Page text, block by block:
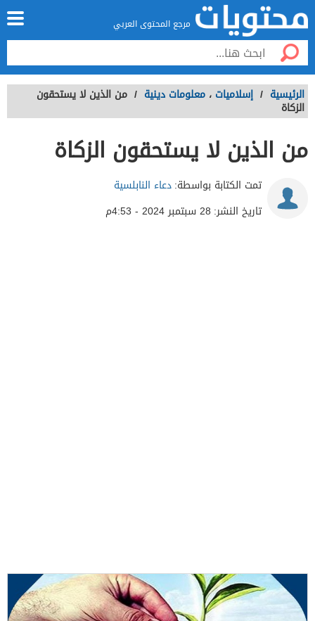
مرجع المحتوى العربي
الرئيسية / إسلاميات ، معلومات دينية / من الذين لا يستحقون
الزكاة
من الذين لا يستحقون الزكاة
تمت الكتابة بواسطة:دعاء النابلسية
تاريخ النشر: 28 سبتمبر 2024 - 4:53م